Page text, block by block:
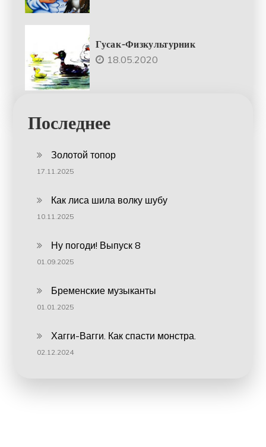
Гусак-Физкультурник
18.05.2020
Последнее
Золотой топор
17.11.2025
Как лиса шила волку шубу
10.11.2025
Ну погоди! Выпуск 8
01.09.2025
Бременские музыканты
01.01.2025
Хагги-Вагги. Как спасти монстра.
02.12.2024